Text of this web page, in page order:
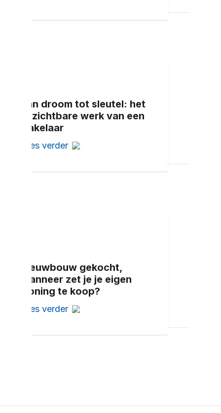
Van droom tot sleutel: het
onzichtbare werk van een
makelaar
Lees verder
Nieuwbouw gekocht,
Wanneer zet je je eigen
woning te koop?
Lees verder